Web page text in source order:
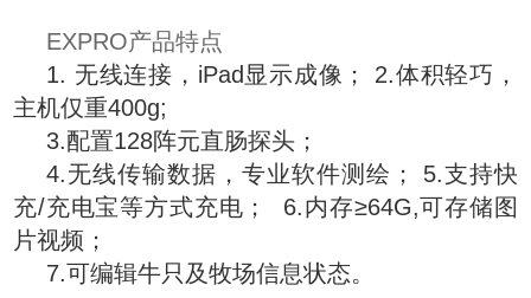
EXPRO产品特点
1. 无线连接，iPad显示成像； 2.体积轻巧，
主机仅重400g;
3.配置128阵元直肠探头；
4.无线传输数据，专业软件测绘； 5.支持快
充/充电宝等方式充电； 6.内存≥64G,可存储图
片视频；
7.可编辑牛只及牧场信息状态。